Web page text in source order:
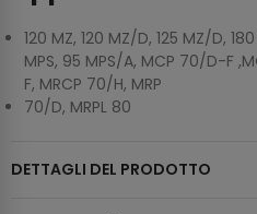
120 MZ, 120 MZ/D, 125 MZ/D,
MPS, 95 MPS/A, MCP 70/D-F
F, MRCP 70/H, MRP
70/D, MRPL 80
DETTAGLI DEL PRODOTTO